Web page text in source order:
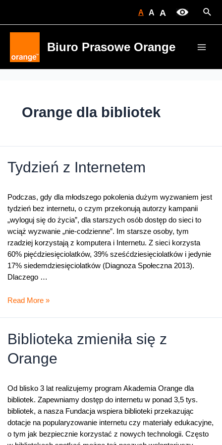
A A A
Biuro Prasowe Orange
Orange dla bibliotek
Tydzień z Internetem
Podczas, gdy dla młodszego pokolenia dużym wyzwaniem jest
tydzień bez internetu, o czym przekonują autorzy kampanii
„wyloguj się do życia”, dla starszych osób dostęp do sieci to
wciąż wyzwanie „nie-codzienne”. Im starsze osoby, tym
rzadziej korzystają z komputera i Internetu. Z sieci korzysta
60% pięćdziesięciolatków, 39% sześćdziesięciolatków i jedynie
17% siedemdziesięciolatków (Diagnoza Społeczna 2013).
Dlaczego …
Tydzień
Read More »
Biblioteka zmieniła się z
Orange
Od blisko 3 lat realizujemy program Akademia Orange dla
bibliotek. Zapewniamy dostęp do internetu w ponad 3,5 tys.
bibliotek, a nasza Fundacja wspiera biblioteki przekazując
dotacje na popularyzowanie internetu czy materiały edukacyjne,
o tym jak bezpiecznie korzystać z nowych technologii. Często